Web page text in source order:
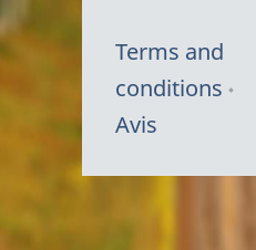
Terms and
conditions
Avis